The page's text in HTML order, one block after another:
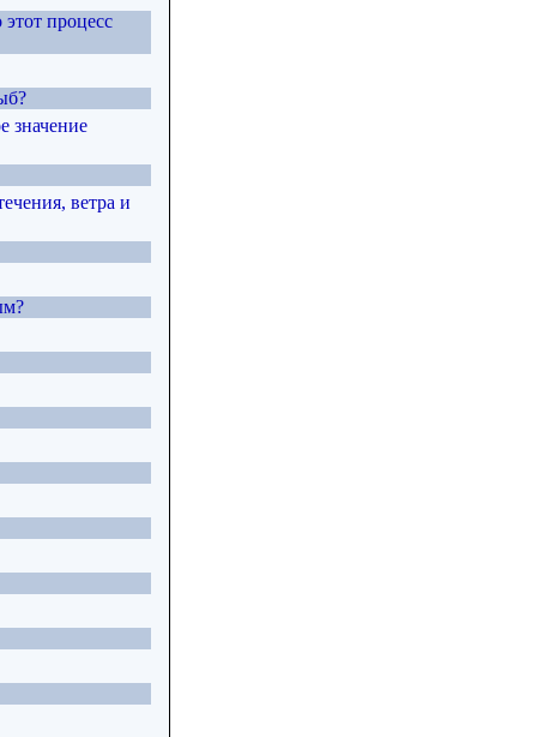
процесс
значение
ветра и